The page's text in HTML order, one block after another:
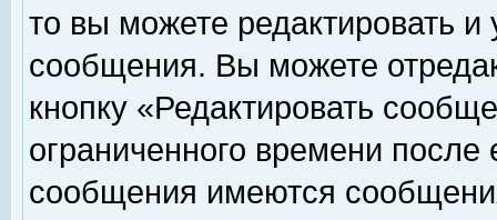
то вы можете редактировать и
сообщения. Вы можете
кнопку «Редактировать
ограниченного времени
сообщения имеются